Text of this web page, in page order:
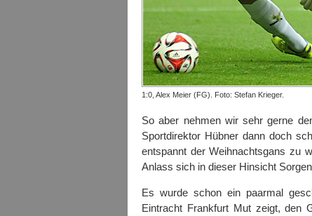
1:0, Alex Meier (FG). Foto: Stefan Krieger.
So aber nehmen wir sehr gerne
Sportdirektor Hübner dann doch
entspannt der Weihnachtsgans zu
Anlass sich in dieser Hinsicht
Es wurde schon ein paarmal
Eintracht Frankfurt Mut zeigt, den